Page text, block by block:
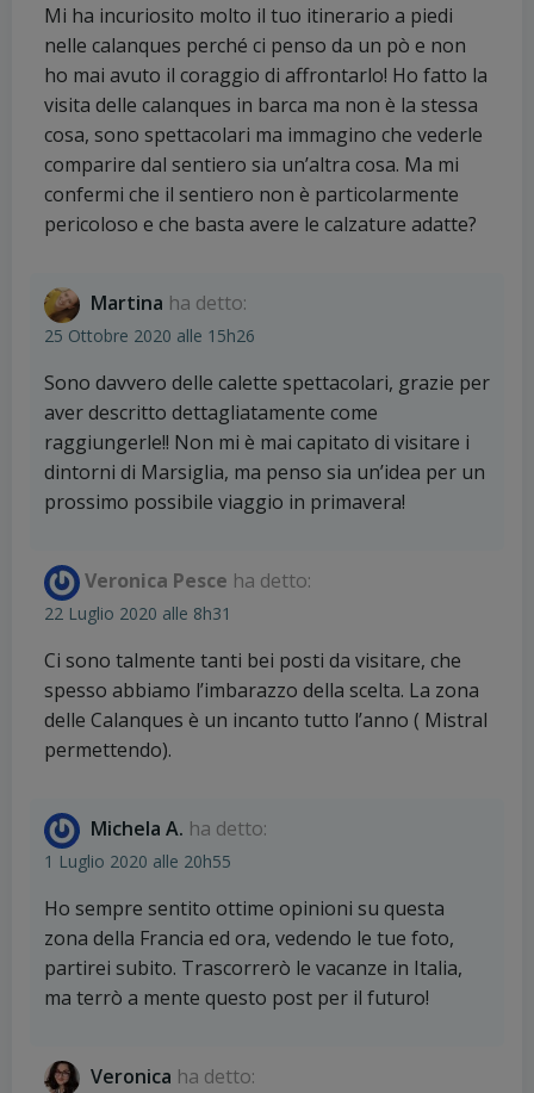
Mi ha incuriosito molto il tuo itinerario a piedi
nelle calanques perché ci penso da un pò e non
ho mai avuto il coraggio di affrontarlo! Ho fatto la
visita delle calanques in barca ma non è la stessa
cosa, sono spettacolari ma immagino che vederle
comparire dal sentiero sia un’altra cosa. Ma mi
confermi che il sentiero non è particolarmente
pericoloso e che basta avere le calzature adatte?
Martina ha detto:
25 Ottobre 2020 alle 15h26
Sono davvero delle calette spettacolari, grazie per
aver descritto dettagliatamente come
raggiungerle!! Non mi è mai capitato di visitare i
dintorni di Marsiglia, ma penso sia un’idea per un
prossimo possibile viaggio in primavera!
Veronica Pesce ha detto:
22 Luglio 2020 alle 8h31
Ci sono talmente tanti bei posti da visitare, che
spesso abbiamo l’imbarazzo della scelta. La zona
delle Calanques è un incanto tutto l’anno ( Mistral
permettendo).
Michela A. ha detto:
1 Luglio 2020 alle 20h55
Ho sempre sentito ottime opinioni su questa
zona della Francia ed ora, vedendo le tue foto,
partirei subito. Trascorrerò le vacanze in Italia,
ma terrò a mente questo post per il futuro!
Veronica ha detto: